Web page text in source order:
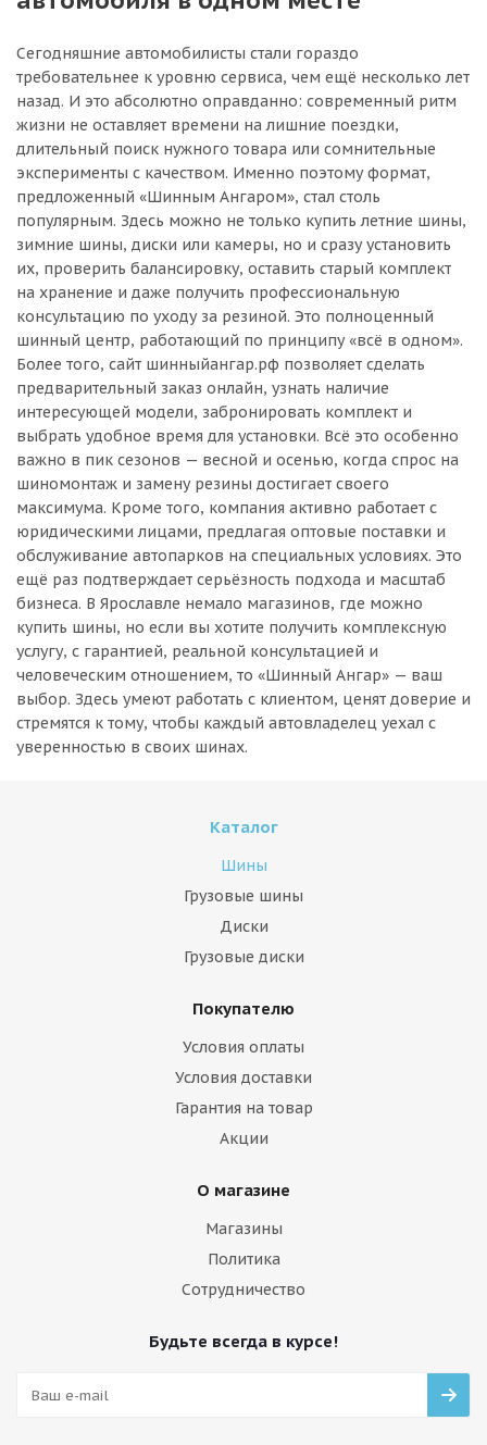
Сегодняшние автомобилисты стали гораздо
требовательнее к уровню сервиса, чем ещё несколько лет
назад. И это абсолютно оправданно: современный ритм
жизни не оставляет времени на лишние поездки,
длительный поиск нужного товара или сомнительные
эксперименты с качеством. Именно поэтому формат,
предложенный «Шинным Ангаром», стал столь
популярным. Здесь можно не только купить летние шины,
зимние шины, диски или камеры, но и сразу установить
их, проверить балансировку, оставить старый комплект
на хранение и даже получить профессиональную
консультацию по уходу за резиной. Это полноценный
шинный центр, работающий по принципу «всё в одном».
Более того, сайт шинныйангар.рф позволяет сделать
предварительный заказ онлайн, узнать наличие
интересующей модели, забронировать комплект и
выбрать удобное время для установки. Всё это особенно
важно в пик сезонов — весной и осенью, когда спрос на
шиномонтаж и замену резины достигает своего
максимума. Кроме того, компания активно работает с
юридическими лицами, предлагая оптовые поставки и
обслуживание автопарков на специальных условиях. Это
ещё раз подтверждает серьёзность подхода и масштаб
бизнеса. В Ярославле немало магазинов, где можно
купить шины, но если вы хотите получить комплексную
услугу, с гарантией, реальной консультацией и
человеческим отношением, то «Шинный Ангар» — ваш
выбор. Здесь умеют работать с клиентом, ценят доверие и
стремятся к тому, чтобы каждый автовладелец уехал с
уверенностью в своих шинах.
Каталог
Шины
Грузовые шины
Диски
Грузовые диски
Покупателю
Условия оплаты
Условия доставки
Гарантия на товар
Акции
О магазине
Магазины
Политика
Сотрудничество
Будьте всегда в курсе!